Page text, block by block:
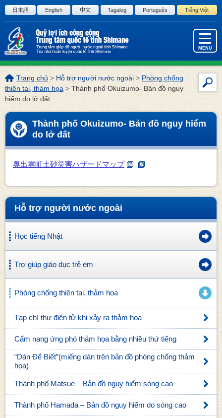
Đi đến văn bản bản của trang này
日本語 English 中文 Tagalog Português Tiếng Việt
MENU
Tìm
Vị
trí
trang
này:
Trang chủ >Hỗ trợ người nước ngoài >Phòng chống
thiên tai, thảm họa> Thành phố Okuizumo- Bản đồ nguy
hiểm do lở đất
Thành phố Okuizumo- Bản đồ nguy hiểm
do lở đất
奥出雲町土砂災害ハザードマップ
Hỗ trợ người nước ngoài
Học tiếng Nhật
Trợ giúp giáo dục trẻ em
Phòng chống thiên tai, thảm họa
Tạp chí thư điện tử khi xảy ra thảm họa
Cẩm nang ứng phó thảm họa bằng nhiều thứ tiếng
“Dán Để Biết”(miếng dán trên bản đồ phòng chống thảm
họa)
Thành phố Matsue – Bản đồ nguy hiểm sóng cao
Thành phố Hamada – Bản đồ nguy hiểm do sóng cao